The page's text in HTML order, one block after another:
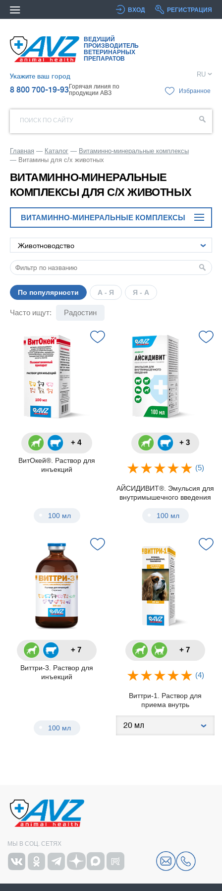
ВХОД РЕГИСТРАЦИЯ
ВЕДУЩИЙ
ПРОИЗВОДИТЕЛЬ
ВЕТЕРИНАРНЫХ
ПРЕПАРАТОВ
Укажите ваш город
8 800 700-19-93Горячая линия по
продукции АВЗ
RU
Избранное
ПОИСК ПО САЙТУ
Главная Каталог
Витаминно-минеральные комплексы
Витамины для с/х животных
ВИТАМИННО-МИНЕРАЛЬНЫЕ
КОМПЛЕКСЫ ДЛЯ С/Х ЖИВОТНЫХ
ВИТАМИННО-МИНЕРАЛЬНЫЕ КОМПЛЕКСЫ
По популярности А - Я Я - А
Часто ищут: Радостин
+ 4
ВитОкей®. Раствор для
инъекций
100 мл
+ 3
(5)
АЙСИДИВИТ®. Эмульсия для
внутримышечного введения
100 мл
+ 7
Виттри-3. Раствор для
инъекций
100 мл
+ 7
(4)
Виттри-1. Раствор для
приема внутрь
МЫ В СОЦ. СЕТЯХ